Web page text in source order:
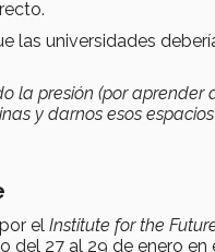
las universidades
la presión (por aprender
y darnos esos
el Institute for the
del 27 al 29 de enero en